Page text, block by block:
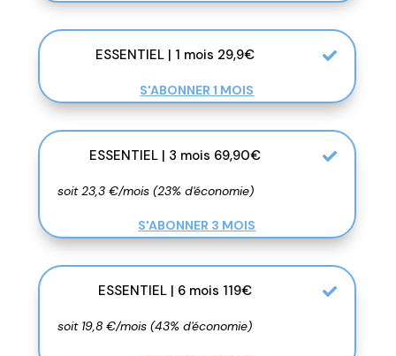
ESSENTIEL | 1 mois 29,9€
S'ABONNER 1 MOIS
ESSENTIEL | 3 mois 69,90€
soit 23,3 €/mois (23% d'économie)
S'ABONNER 3 MOIS
ESSENTIEL | 6 mois 119€
soit 19,8 €/mois (43% d'économie)